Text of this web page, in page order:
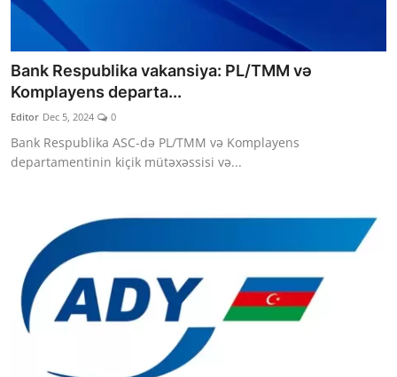
Bank Respublika vakansiya: PL/TMM və
Komplayens departa...
Editor Dec 5, 2024 0
Bank Respublika ASC-də PL/TMM və Komplayens
departamentinin kiçik mütəxəssisi və...